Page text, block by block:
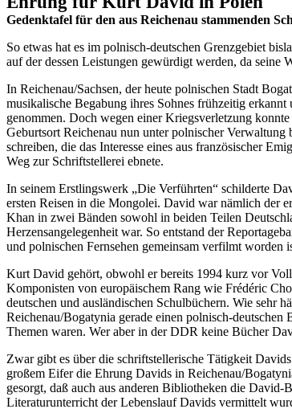
Gedenktafel für den aus Reichenau stammenden
So etwas hat es im polnisch-deutschen Grenzgebiet
auf der dessen Leistungen gewürdigt werden, da seine
In Reichenau/Sachsen, der heute polnischen Stadt
musikalische Begabung ihres Sohnes frühzeitig
genommen. Doch wegen einer Kriegsverletzung
Geburtsort Reichenau nun unter polnischer
schreiben, die das Interesse eines aus französischer
Weg zur Schriftstellerei ebnete.
In seinem Erstlingswerk „Die Verführten“ schilderte
ersten Reisen in die Mongolei. David war nämlich der
Khan in zwei Bänden sowohl in beiden Teilen
Herzensangelegenheit war. So entstand der
und polnischen Fernsehen gemeinsam verfilmt worden
Kurt David gehört, obwohl er bereits 1994 kurz vor
Komponisten von europäischem Rang wie Frédéric
deutschen und ausländischen Schulbüchern. Wie sehr
Reichenau/Bogatynia gerade einen polnisch-
Themen waren. Wer aber in der DDR keine Bücher
Zwar gibt es über die schriftstellerische Tätigkeit
großem Eifer die Ehrung Davids in Reichenau/
gesorgt, daß auch aus anderen Bibliotheken die
Literaturunterricht der Lebenslauf Davids vermittelt